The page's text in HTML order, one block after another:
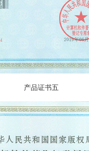
产品证书五